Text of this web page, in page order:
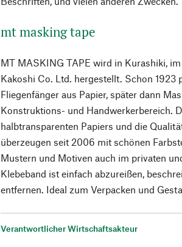
mt masking tape
MT MASKING TAPE wird in Kurashiki,
Kakoshi Co. Ltd. hergestellt. Schon 1923
Fliegenfänger aus Papier, später dann
Konstruktions- und Handwerkerbereich.
halbtransparenten Papiers und die
überzeugen seit 2006 mit schönen
Mustern und Motiven auch im privaten
Klebeband ist einfach abzureißen,
entfernen. Ideal zum Verpacken und
Verantwortlicher Wirtschaftsakteur